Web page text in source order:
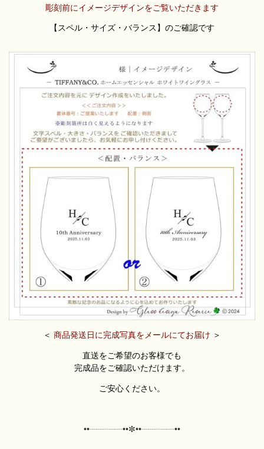
彫刻前にイメージデザインをご覧いただきます
【スペル・サイズ・バランス】のご確認です
＜ 商品発送日に完成写真をメールにてお届け ＞
直送をご希望のお客様でも
完成品をご確認いただけます。
ご安心ください。
••┈┈┈┈••✼••┈┈┈┈••